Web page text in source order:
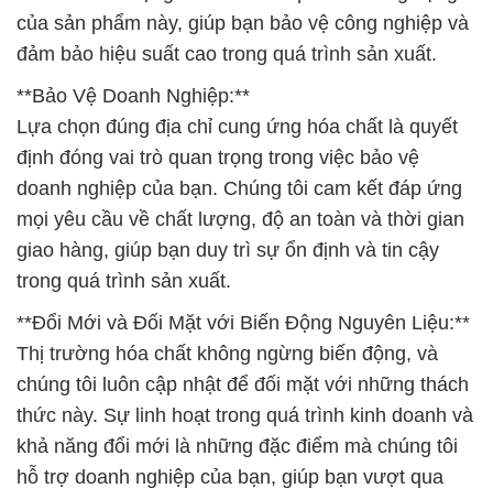
của sản phẩm này, giúp bạn bảo vệ công nghiệp và
đảm bảo hiệu suất cao trong quá trình sản xuất.
**Bảo Vệ Doanh Nghiệp:**
Lựa chọn đúng địa chỉ cung ứng hóa chất là quyết
định đóng vai trò quan trọng trong việc bảo vệ
doanh nghiệp của bạn. Chúng tôi cam kết đáp ứng
mọi yêu cầu về chất lượng, độ an toàn và thời gian
giao hàng, giúp bạn duy trì sự ổn định và tin cậy
trong quá trình sản xuất.
**Đổi Mới và Đối Mặt với Biến Động Nguyên Liệu:**
Thị trường hóa chất không ngừng biến động, và
chúng tôi luôn cập nhật để đối mặt với những thách
thức này. Sự linh hoạt trong quá trình kinh doanh và
khả năng đổi mới là những đặc điểm mà chúng tôi
hỗ trợ doanh nghiệp của bạn, giúp bạn vượt qua